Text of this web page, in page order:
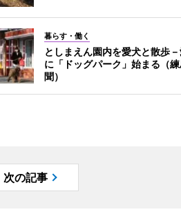
暮らす・働く
としまえん園内を愛犬と散歩
に「ドッグパーク」始まる（
聞）
次の記事